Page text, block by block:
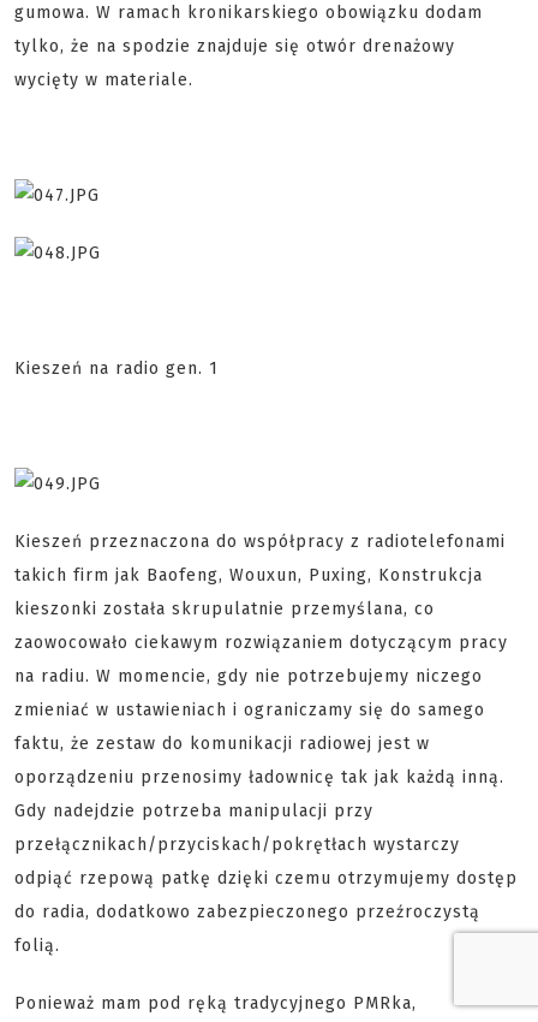
gumowa. W ramach kronikarskiego obowiązku dodam
tylko, że na spodzie znajduje się otwór drenażowy
wycięty w materiale.
Kieszeń na radio gen. 1
Kieszeń przeznaczona do współpracy z radiotelefonami
takich firm jak Baofeng, Wouxun, Puxing, Konstrukcja
kieszonki została skrupulatnie przemyślana, co
zaowocowało ciekawym rozwiązaniem dotyczącym pracy
na radiu. W momencie, gdy nie potrzebujemy niczego
zmieniać w ustawieniach i ograniczamy się do samego
faktu, że zestaw do komunikacji radiowej jest w
oporządzeniu przenosimy ładownicę tak jak każdą inną.
Gdy nadejdzie potrzeba manipulacji przy
przełącznikach/przyciskach/pokrętłach wystarczy
odpiąć rzepową patkę dzięki czemu otrzymujemy dostęp
do radia, dodatkowo zabezpieczonego przeźroczystą
folią.
Ponieważ mam pod ręką tradycyjnego PMRka,